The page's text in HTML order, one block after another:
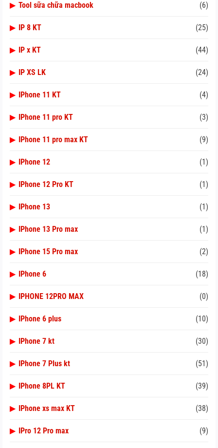
▶ Tool sữa chữa macbook (6)
▶ IP 8 KT (25)
▶ IP x KT (44)
▶ IP XS LK (24)
▶ IPhone 11 KT (4)
▶ IPhone 11 pro KT (3)
▶ IPhone 11 pro max KT (9)
▶ IPhone 12 (1)
▶ IPhone 12 Pro KT (1)
▶ IPhone 13 (1)
▶ IPhone 13 Pro max (1)
▶ IPhone 15 Pro max (2)
▶ IPhone 6 (18)
▶ IPHONE 12PRO MAX (0)
▶ IPhone 6 plus (10)
▶ IPhone 7 kt (30)
▶ IPhone 7 Plus kt (51)
▶ IPhone 8PL KT (39)
▶ IPhone xs max KT (38)
▶ IPro 12 Pro max (9)